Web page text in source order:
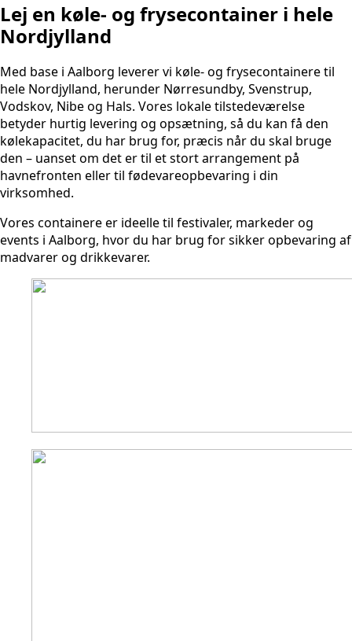
Lej en køle- og frysecontainer i hele
Nordjylland
Med base i Aalborg leverer vi køle- og frysecontainere til
hele Nordjylland, herunder Nørresundby, Svenstrup,
Vodskov, Nibe og Hals. Vores lokale tilstedeværelse
betyder hurtig levering og opsætning, så du kan få den
kølekapacitet, du har brug for, præcis når du skal bruge
den – uanset om det er til et stort arrangement på
havnefronten eller til fødevareopbevaring i din
virksomhed.
Vores containere er ideelle til festivaler, markeder og
events i Aalborg, hvor du har brug for sikker opbevaring af
madvarer og drikkevarer.